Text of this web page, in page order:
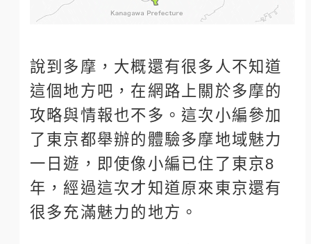
說到多摩，大概還有很多人不知道
這個地方吧，在網路上關於多摩的
攻略與情報也不多。這次小編參加
了東京都舉辦的體驗多摩地域魅力
一日遊，即使像小編已住了東京8
年，經過這次才知道原來東京還有
很多充滿魅力的地方。